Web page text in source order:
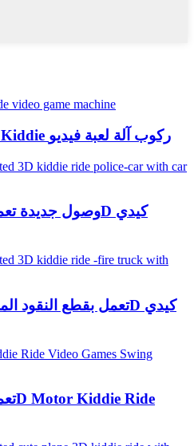
تعمل بالعملة المعدنية 3D Kiddie ركوب آلة لعبة فيديو